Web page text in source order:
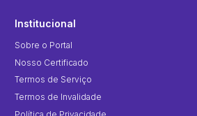
Institucional
Sobre o Portal
Nosso Certificado
Termos de Serviço
Termos de Invalidade